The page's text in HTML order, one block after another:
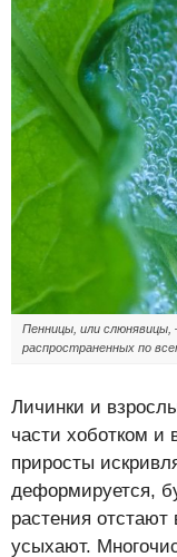
Пенницы, или слюнявицы,
распространенных по
Личинки и
части хоботком
приросты
деформируется,
растения отстают
усыхают.